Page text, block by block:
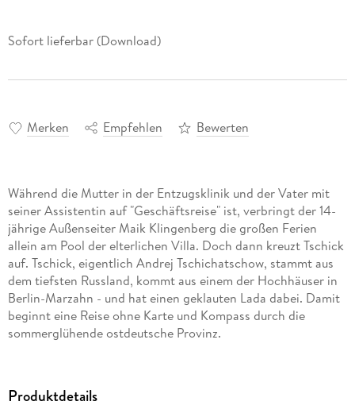
Sofort lieferbar (Download)
Merken Empfehlen Bewerten
Während die Mutter in der Entzugsklinik und der Vater mit
seiner Assistentin auf "Geschäftsreise" ist, verbringt der 14-
jährige Außenseiter Maik Klingenberg die großen Ferien
allein am Pool der elterlichen Villa. Doch dann kreuzt Tschick
auf. Tschick, eigentlich Andrej Tschichatschow, stammt aus
dem tiefsten Russland, kommt aus einem der Hochhäuser in
Berlin-Marzahn - und hat einen geklauten Lada dabei. Damit
beginnt eine Reise ohne Karte und Kompass durch die
sommerglühende ostdeutsche Provinz.
Originalstimmen der Darsteller (u.a. Tristan Göbel, Anand
Batbileg, Nicole Mercedes Müller). Die Erzählerpassagen
Produktdetails